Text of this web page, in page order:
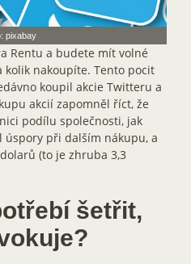
pixabay
Rentu a budete mít volné
kolik nakoupíte. Tento pocit
koupil akcie Twitteru a
akcií zapomněl říct, že
podílu společnosti, jak
úspory při dalším nákupu, a
(to je zhruba 3,3
šetřit,